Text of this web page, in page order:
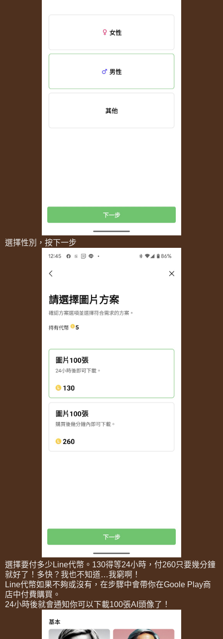
選擇性別，按下一步
選擇要付多少Line代幣。130得等24小時，付260只要幾分鐘
就好了！多快？我也不知道…我窮啊！
Line代幣如果不夠或沒有，在步驟中會帶你在Goole Play商
店中付費購買。
24小時後就會通知你可以下載100張AI頭像了！